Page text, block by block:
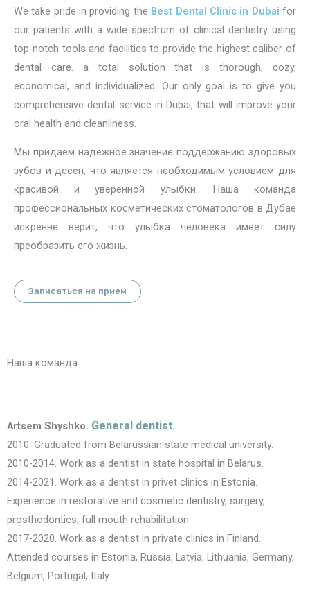
We take pride in providing the Best Dental Clinic in Dubai for
our patients with a wide spectrum of clinical dentistry using
top-notch tools and facilities to provide the highest caliber of
dental care. a total solution that is thorough, cozy,
economical, and individualized. Our only goal is to give you
comprehensive dental service in Dubai, that will improve your
oral health and cleanliness.
Мы придаем надежное значение поддержанию здоровых
зубов и десен, что является необходимым условием для
красивой и уверенной улыбки. Наша команда
профессиональных косметических стоматологов в Дубае
искренне верит, что улыбка человека имеет силу
преобразить его жизнь.
Записаться на прием
Наша команда
Artsem Shyshko. General dentist.
2010. Graduated from Belarussian state medical university.
2010-2014. Work as a dentist in state hospital in Belarus.
2014-2021. Work as a dentist in privet clinics in Estonia.
Experience in restorative and cosmetic dentistry, surgery,
prosthodontics, full mouth rehabilitation.
2017-2020. Work as a dentist in private clinics in Finland.
Attended courses in Estonia, Russia, Latvia, Lithuania, Germany,
Belgium, Portugal, Italy.